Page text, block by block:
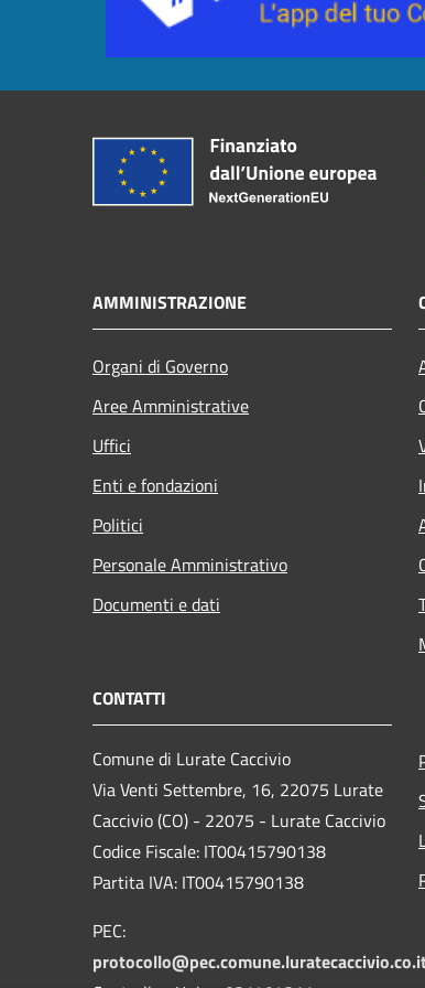
AMMINISTRAZIONE
Organi di Governo
Aree Amministrative
Uffici
Enti e fondazioni
Politici
Personale Amministrativo
Documenti e dati
CONTATTI
Comune di Lurate Caccivio
Via Venti Settembre, 16, 22075 Lurate
Caccivio (CO) - 22075 - Lurate Caccivio
Codice Fiscale: IT00415790138
Partita IVA: IT00415790138
PEC: